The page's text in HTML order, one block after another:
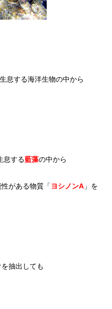
息する海洋生物の中から
息する藍藻の中から
がある物質「 ヨシノンA」を
抽出しても